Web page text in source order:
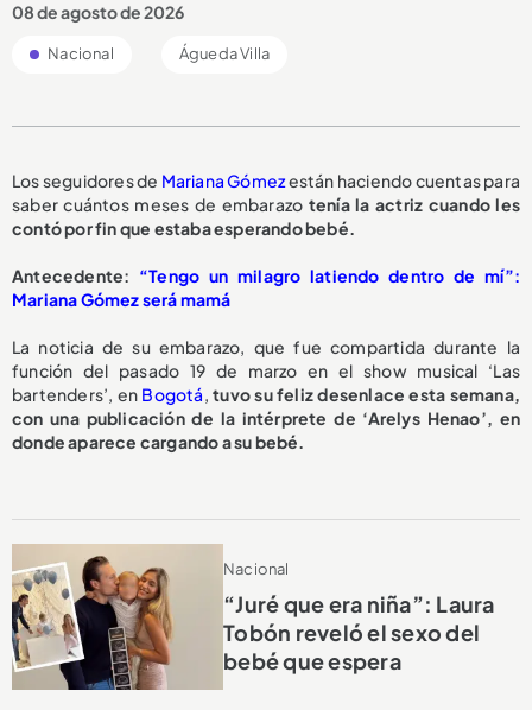
08 de agosto de 2026
Nacional Águeda Villa
Los seguidores de Mariana Gómezestán haciendo cuentas para
saber cuántos meses de embarazo tenía la actriz cuando les
contó por fin que estaba esperando bebé.
Antecedente: “Tengo un milagro latiendo dentro de mí”:
Mariana Gómez será mamá
La noticia de su embarazo, que fue compartida durante la
función del pasado 19 de marzo en el show musical ‘Las
bartenders’, en Bogotá,tuvo su feliz desenlace esta semana,
con una publicación de la intérprete de ‘Arelys Henao’, en
donde aparece cargando a su bebé.
Nacional
“Juré que era niña”: Laura
Tobón reveló el sexo del
bebé que espera